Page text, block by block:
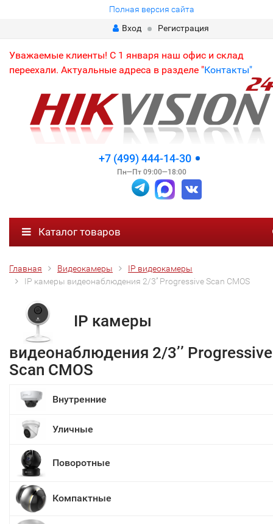
Полная версия сайта
Вход
Регистрация
Уважаемые клиенты! С 1 января наш офис и склад
переехали. Актуальные адреса в разделе "Контакты"
+7 (499) 444-14-30
Пн—Пт 09:00—18:00
Каталог товаров
Главная Видеокамеры
IP видеокамеры
IP камеры видеонаблюдения 2/3’’ Progressive Scan CMOS
IP камеры
видеонаблюдения 2/3’’ Progressive
Scan CMOS
Внутренние
Уличные
Поворотные
Компактные